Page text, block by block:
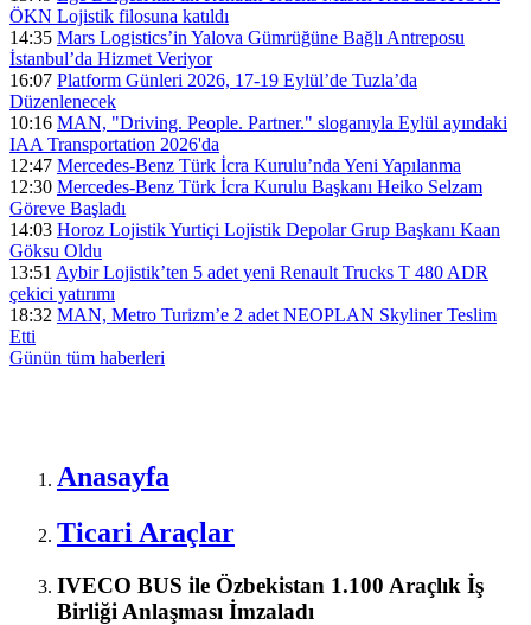
ÖKN Lojistik filosuna katıldı
14:35 Mars Logistics’in Yalova Gümrüğüne Bağlı Antreposu
İstanbul’da Hizmet Veriyor
16:07 Platform Günleri 2026, 17-19 Eylül’de Tuzla’da
Düzenlenecek
10:16 MAN, "Driving. People. Partner." sloganıyla Eylül ayındaki
IAA Transportation 2026'da
12:47 Mercedes-Benz Türk İcra Kurulu’nda Yeni Yapılanma
12:30 Mercedes-Benz Türk İcra Kurulu Başkanı Heiko Selzam
Göreve Başladı
14:03 Horoz Lojistik Yurtiçi Lojistik Depolar Grup Başkanı Kaan
Göksu Oldu
13:51 Aybir Lojistik’ten 5 adet yeni Renault Trucks T 480 ADR
çekici yatırımı
18:32 MAN, Metro Turizm’e 2 adet NEOPLAN Skyliner Teslim
Etti
Günün tüm haberleri
Anasayfa
Ticari Araçlar
IVECO BUS ile Özbekistan 1.100 Araçlık İş
Birliği Anlaşması İmzaladı